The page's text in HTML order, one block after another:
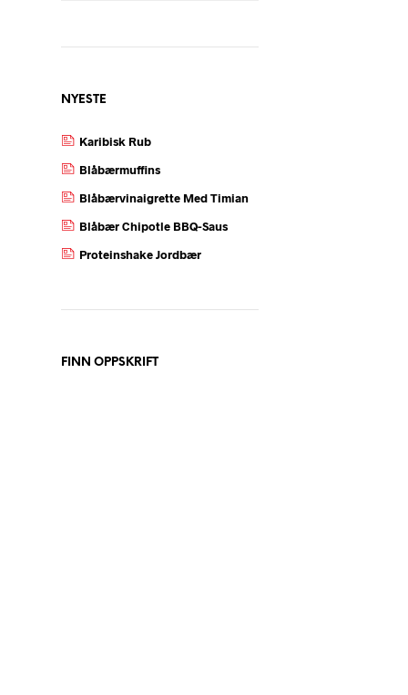
NYESTE
Karibisk Rub
Blåbærmuffins
Blåbærvinaigrette Med Timian
Blåbær Chipotle BBQ-Saus
Proteinshake Jordbær
FINN OPPSKRIFT